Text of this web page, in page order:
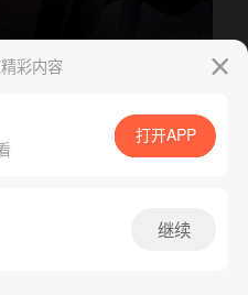
App免费看
腾漫App免费看
彩内容
打开APP
继续